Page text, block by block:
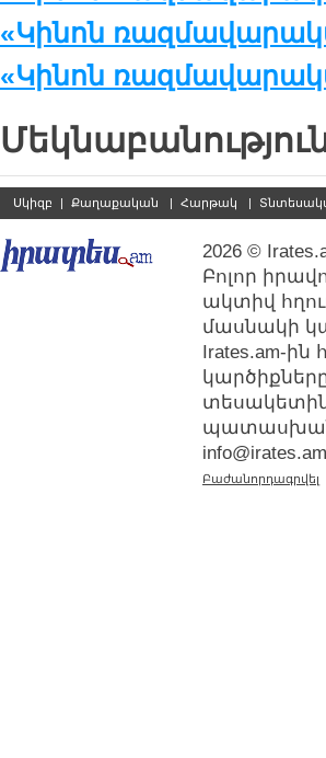
«Կինոն
«Կինոն
Սկիզբ | Քաղաքական | Հարթակ |
2026 ©
Բոլոր
ակտիվ
մասնակի
Irates.am-
info@irates.am
Բաժանորդագրվել